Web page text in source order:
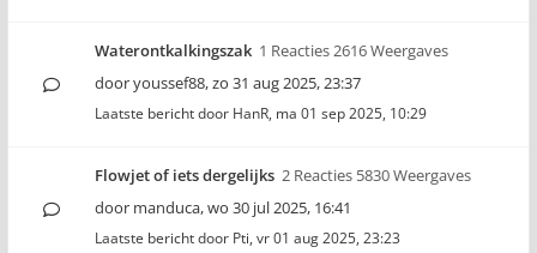
Waterontkalkingszak 1 Reacties 2616 Weergaves
dooryoussef88,zo 31 aug 2025, 23:37
Laatste bericht door HanR, ma 01 sep 2025, 10:29
Flowjet of iets dergelijks 2 Reacties 5830 Weergaves
door manduca,wo 30 jul 2025, 16:41
Laatste bericht door Pti, vr 01 aug 2025, 23:23